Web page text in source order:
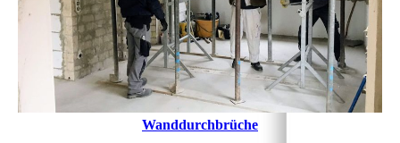
Wanddurchbrüche